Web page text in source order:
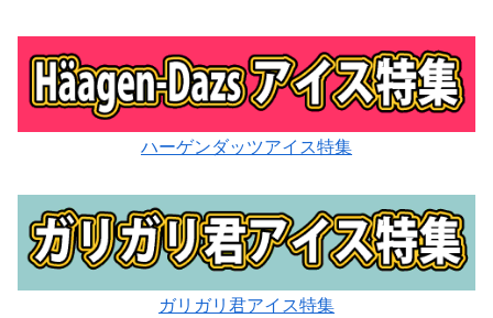
ハーゲンダッツアイス特集
ガリガリ君アイス特集